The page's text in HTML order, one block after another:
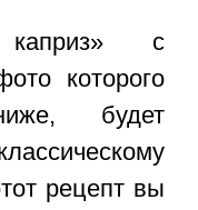
с
которого
будет
рецепт вы